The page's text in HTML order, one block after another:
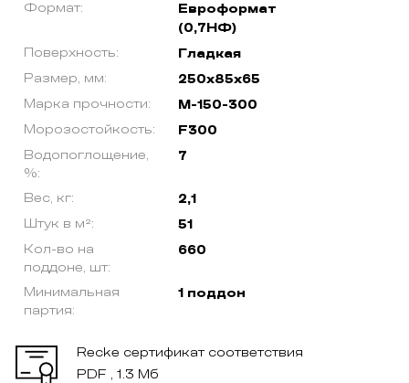
Формат:
Евроформат
(0,7НФ)
Поверхность: Гладкая
Размер, мм: 250х85х65
Марка прочности: М-150-300
Морозостойкость: F300
Водопоглощение,
%:
7
Вес, кг: 2,1
Штук в м²: 51
Кол-во на
поддоне, шт:
660
Минимальная
партия:
1 поддон
Recke сертификат соответствия
PDF , 1.3 Мб